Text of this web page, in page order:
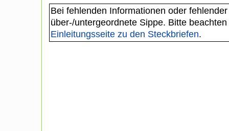
Bei fehlenden Informationen oder
über-/untergeordnete Sippe. Bitte
Einleitungsseite zu den Steckbriefen.